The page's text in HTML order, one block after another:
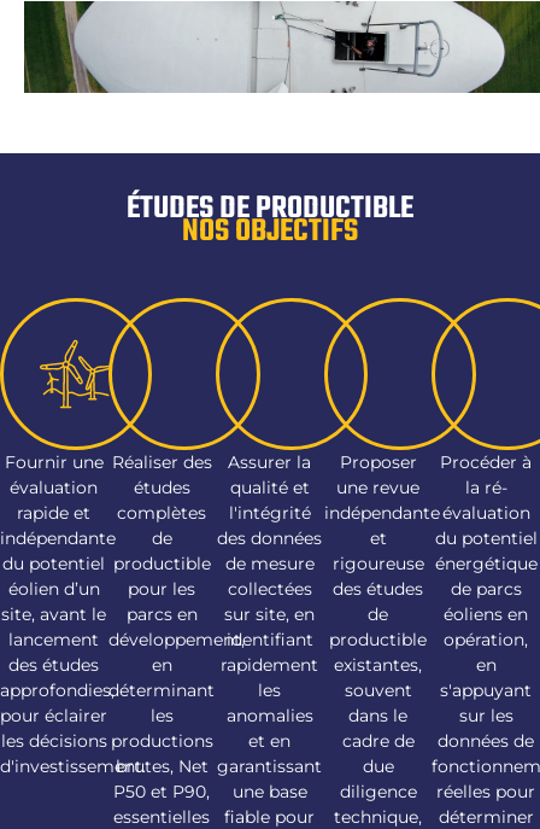
ÉTUDES DE PRODUCTIBLE
NOS OBJECTIFS
Fournir une
évaluation
rapide et
indépendante
du potentiel
éolien d’un
site, avant le
lancement
des études
approfondies,
pour éclairer
les décisions
d'investissement.
Réaliser des
études
complètes
de
productible
pour les
parcs en
développement,
en
déterminant
les
productions
brutes, Net
P50 et P90,
essentielles
Assurer la
qualité et
l'intégrité
des données
de mesure
collectées
sur site, en
identifiant
rapidement
les
anomalies
et en
garantissant
une base
fiable pour
Proposer
une revue
indépendante
et
rigoureuse
des études
de
productible
existantes,
souvent
dans le
cadre de
due
diligence
technique,
Procéder à
la ré-
évaluation
du potentiel
énergétique
de parcs
éoliens en
opération,
en
s'appuyant
sur les
données de
réelles pour
déterminer